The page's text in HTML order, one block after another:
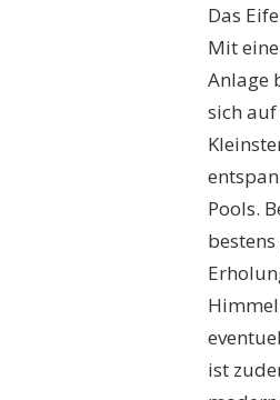
Das
Mit
Anlage
sich
Pools.
ist